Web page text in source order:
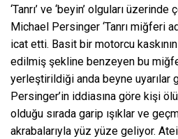
‘Tanrı’ ve ‘beyin’ olguları
Michael Persinger ‘Tanrı miğferi
icat etti. Basit bir motorcu
edilmiş şekline benzeyen bu
yerleştirildiği anda beyne uyarılar
Persinger’in iddiasına göre kişi
olduğu sırada garip ışıklar ve
akrabalarıyla yüz yüze geliyor.